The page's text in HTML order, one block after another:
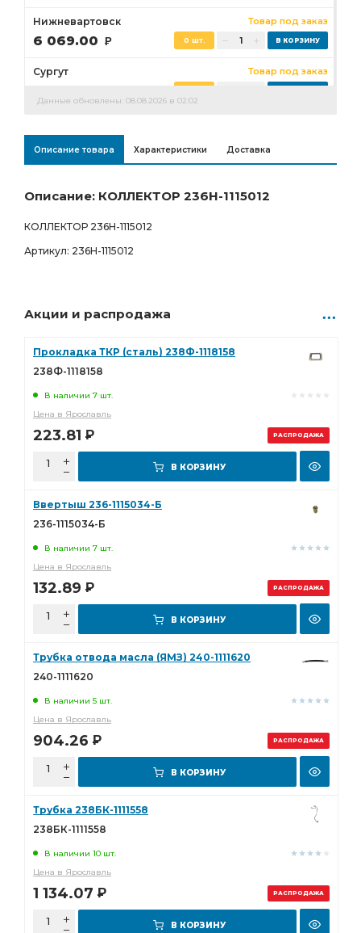
Нижневартовск Товар под заказ
6 069.00 Р 0 шт.
Сургут Товар под заказ
5 229.00 Р
Данные обновлены: 08.08.2026 в 02:02
Описание товара Характеристики Доставка
Описание: КОЛЛЕКТОР 236Н-1115012
КОЛЛЕКТОР 236Н-1115012
Артикул: 236Н-1115012
Акции и распродажа
РАСПРОДАЖА
Прокладка ТКР (сталь) 238Ф-1118158
238Ф-1118158
В наличии 7 шт.
Цена в Ярославль
223.81 Р
В КОРЗИНУ
РАСПРОДАЖА
Ввертыш 236-1115034-Б
236-1115034-Б
В наличии 7 шт.
Цена в Ярославль
132.89 Р
В КОРЗИНУ
РАСПРОДАЖА
Трубка отвода масла (ЯМЗ) 240-1111620
240-1111620
В наличии 5 шт.
Цена в Ярославль
904.26 Р
В КОРЗИНУ
РАСПРОДАЖА
Трубка 238БК-1111558
238БК-1111558
В наличии 10 шт.
Цена в Ярославль
1 134.07 Р
В КОРЗИНУ